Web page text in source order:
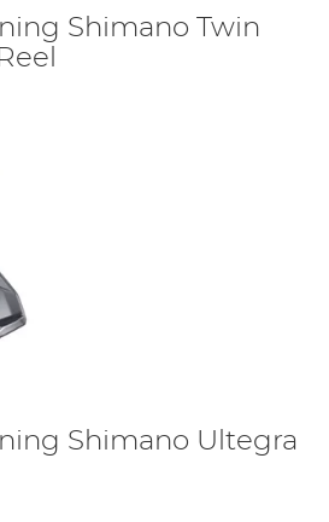
Shimano Twin
Shimano Ultegra